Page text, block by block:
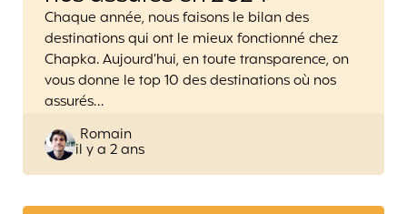
Chaque année, nous faisons le bilan des
destinations qui ont le mieux fonctionné chez
Chapka. Aujourd’hui, en toute transparence, on
vous donne le top 10 des destinations où nos
assurés…
Posted
by
Romain
il y a 2 ans